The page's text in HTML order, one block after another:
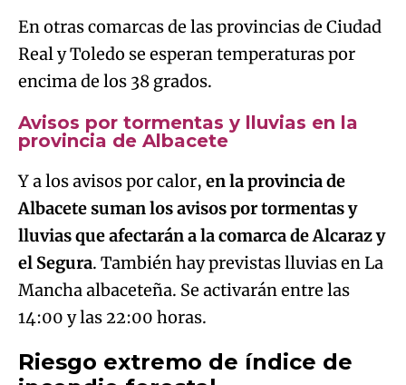
En otras comarcas de las provincias de Ciudad
Real y Toledo se esperan temperaturas por
encima de los 38 grados.
Avisos por tormentas y lluvias en la
provincia de Albacete
Y a los avisos por calor, en la provincia de
Albacete suman los avisos por tormentas y
lluvias que afectarán a la comarca de Alcaraz y
el Segura. También hay previstas lluvias en La
Mancha albaceteña. Se activarán entre las
14:00 y las 22:00 horas.
Riesgo extremo de índice de